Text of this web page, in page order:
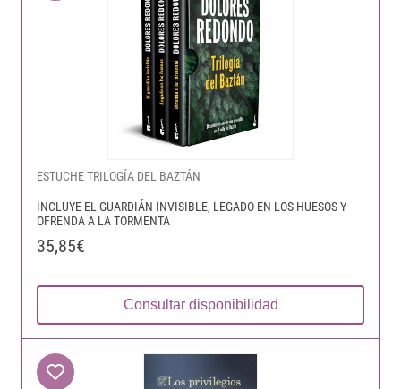
ESTUCHE TRILOGÍA DEL BAZTÁN
INCLUYE EL GUARDIÁN INVISIBLE, LEGADO EN LOS HUESOS Y
OFRENDA A LA TORMENTA
35,85€
Consultar disponibilidad